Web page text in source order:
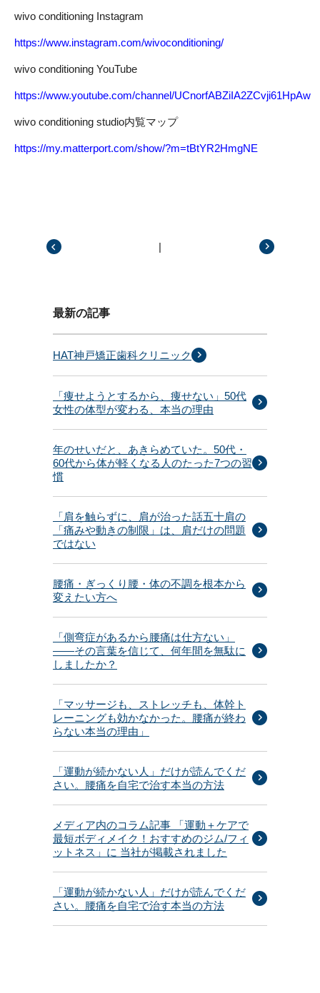
wivo conditioning Instagram
https://www.instagram.com/wivoconditioning/
wivo conditioning YouTube
https://www.youtube.com/channel/UCnorfABZiIA2ZCvji61HpAw
wivo conditioning studio内覧マップ
https://my.matterport.com/show/?m=tBtYR2HmgNE
|
最新の記事
HAT神戸矯正歯科クリニック
「痩せようとするから、痩せない」50代
女性の体型が変わる、本当の理由
年のせいだと、あきらめていた。50代・
60代から体が軽くなる人のたった7つの習
慣
「肩を触らずに、肩が治った話五十肩の
「痛みや動きの制限」は、肩だけの問題
ではない
腰痛・ぎっくり腰・体の不調を根本から
変えたい方へ
「側弯症があるから腰痛は仕方ない」
——その言葉を信じて、何年間を無駄に
しましたか？
「マッサージも、ストレッチも、体幹ト
レーニングも効かなかった。腰痛が終わ
らない本当の理由」
「運動が続かない人」だけが読んでくだ
さい。腰痛を自宅で治す本当の方法
メディア内のコラム記事 「運動＋ケアで
最短ボディメイク！おすすめのジム/フィ
ットネス」に 当社が掲載されました
「運動が続かない人」だけが読んでくだ
さい。腰痛を自宅で治す本当の方法